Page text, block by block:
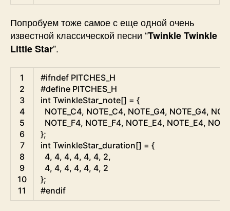
Попробуем тоже самое с еще одной очень
известной классической песни “Twinkle Twinkle
Little Star”.
1
2
3
4
5
6
7
8
9
10
11
#ifndef PITCHES_H
#define PITCHES_H
int TwinkleStar_note[] = {
NOTE_C4, NOTE_C4, NOTE_G4, NOTE_G4,
NOTE_F4, NOTE_F4, NOTE_E4, NOTE_E4,
};
int TwinkleStar_duration[] = {
4, 4, 4, 4, 4, 4, 2,
4, 4, 4, 4, 4, 4, 2
};
#endif